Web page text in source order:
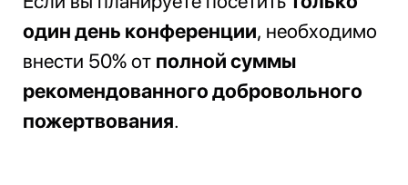
один день конференции, необходимо
внести 50% от полной суммы
рекомендованного добровольного
пожертвования.